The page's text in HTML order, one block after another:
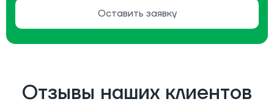
Оставить заявку
Отзывы наших клиентов